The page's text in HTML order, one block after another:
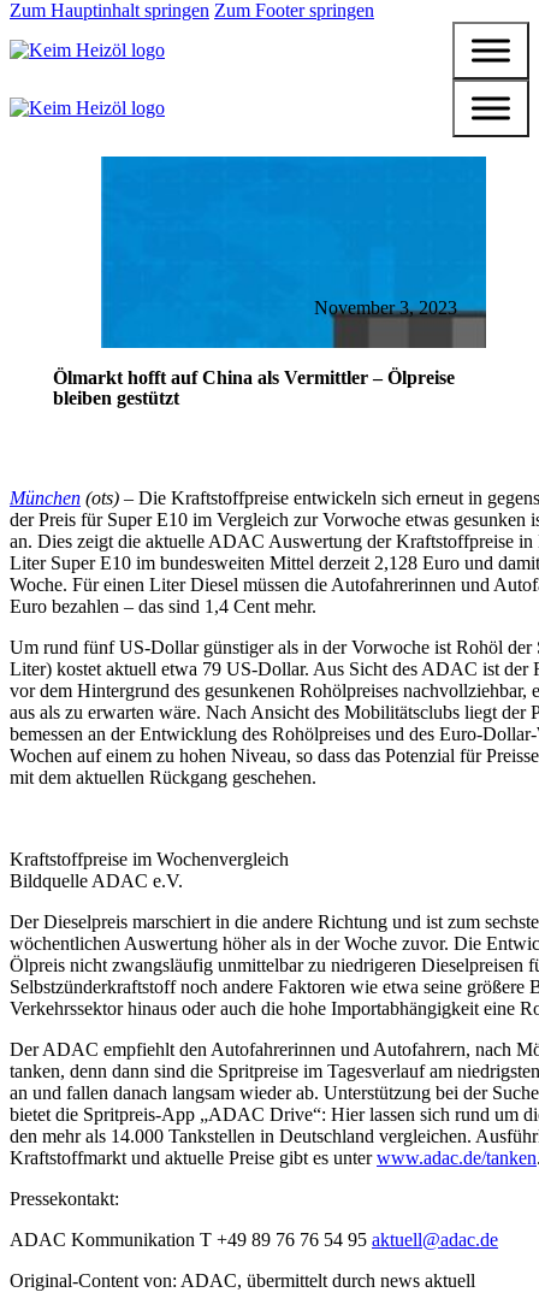
Zum Hauptinhalt springen Zum Footer springen
Ölmarkt hofft auf China als Vermittler – Ölpreise
bleiben gestützt
November 3, 2023
München (ots) – Die Kraftstoffpreise entwickeln sich erneut in
der Preis für Super E10 im Vergleich zur Vorwoche etwas gesunken
an. Dies zeigt die aktuelle ADAC Auswertung der Kraftstoffpreise in
Liter Super E10 im bundesweiten Mittel derzeit 2,128 Euro und
Woche. Für einen Liter Diesel müssen die Autofahrerinnen und
Euro bezahlen – das sind 1,4 Cent mehr.
Um rund fünf US-Dollar günstiger als in der Vorwoche ist Rohöl
Liter) kostet aktuell etwa 79 US-Dollar. Aus Sicht des ADAC ist der
vor dem Hintergrund des gesunkenen Rohölpreises nachvollziehbar,
aus als zu erwarten wäre. Nach Ansicht des Mobilitätsclubs liegt der
bemessen an der Entwicklung des Rohölpreises und des Euro-
Wochen auf einem zu hohen Niveau, so dass das Potenzial für
mit dem aktuellen Rückgang geschehen.
Kraftstoffpreise im Wochenvergleich
Bildquelle ADAC e.V.
Der Dieselpreis marschiert in die andere Richtung und ist zum
wöchentlichen Auswertung höher als in der Woche zuvor. Die
Ölpreis nicht zwangsläufig unmittelbar zu niedrigeren Dieselpreisen
Selbstzünderkraftstoff noch andere Faktoren wie etwa seine größere
Verkehrssektor hinaus oder auch die hohe Importabhängigkeit eine
Der ADAC empfiehlt den Autofahrerinnen und Autofahrern, nach
tanken, denn dann sind die Spritpreise im Tagesverlauf am
an und fallen danach langsam wieder ab. Unterstützung bei der
bietet die Spritpreis-App „ADAC Drive“: Hier lassen sich rund um
den mehr als 14.000 Tankstellen in Deutschland vergleichen.
Kraftstoffmarkt und aktuelle Preise gibt es unterwww.adac.de/tanken
Pressekontakt:
ADAC Kommunikation T +49 89 76 76 54 95 aktuell@adac.de
Original-Content von: ADAC, übermittelt durch news aktuell